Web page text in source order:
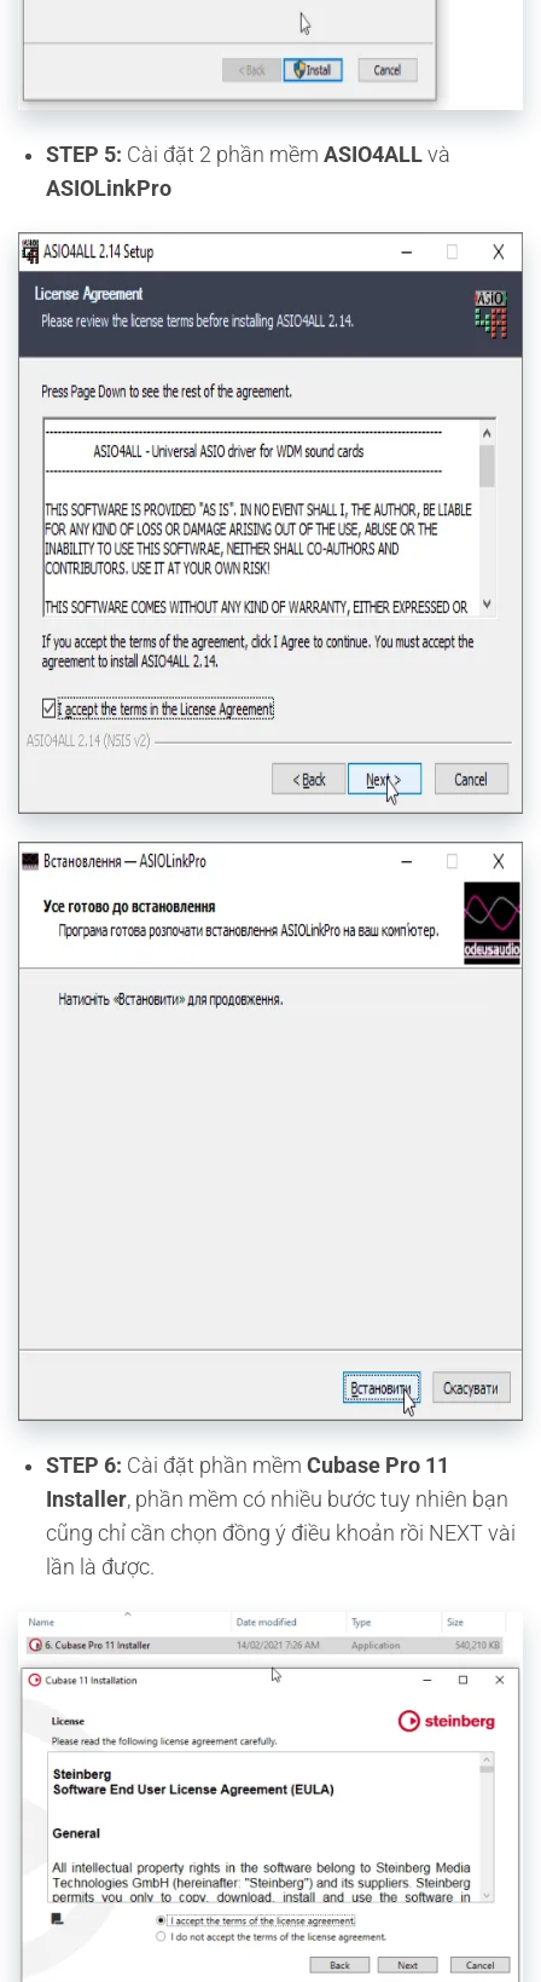
STEP 5: Cài đặt 2 phần mềm ASIO4ALL và
ASIOLinkPro
STEP 6: Cài đặt phần mềm Cubase Pro 11
Installer, phần mềm có nhiều bước tuy nhiên bạn
cũng chỉ cần chọn đồng ý điều khoản rồi NEXT vài
lần là được.